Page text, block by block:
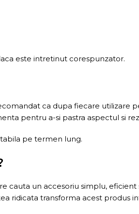
este intretinut corespunzator.
ca dupa fiecare utilizare
pentru a-si pastra aspectul si
pe termen lung.
un accesoriu simplu, eficient
ridicata transforma acest produs